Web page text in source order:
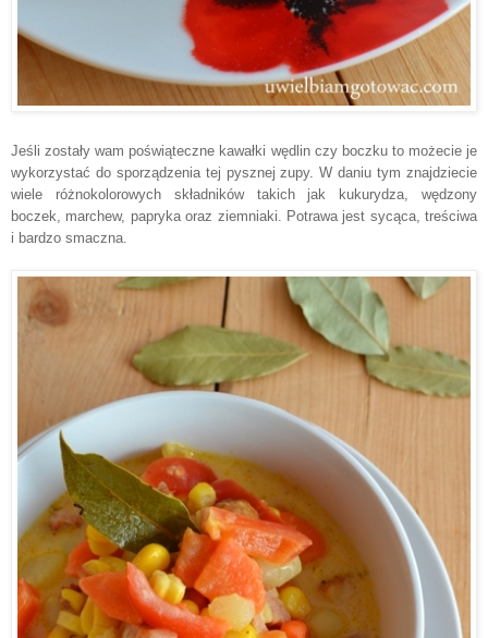
Jeśli zostały wam poświąteczne kawałki wędlin czy boczku to możecie je
wykorzystać do sporządzenia tej pysznej zupy. W daniu tym znajdziecie
wiele różnokolorowych składników takich jak kukurydza, wędzony
boczek, marchew, papryka oraz ziemniaki. Potrawa jest sycąca, treściwa
i bardzo smaczna.